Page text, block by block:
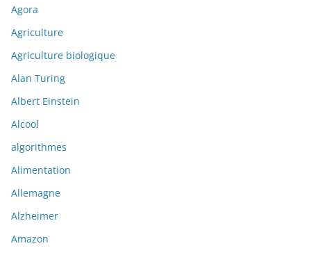
Agora
Agriculture
Agriculture biologique
Alan Turing
Albert Einstein
Alcool
algorithmes
Alimentation
Allemagne
Alzheimer
Amazon